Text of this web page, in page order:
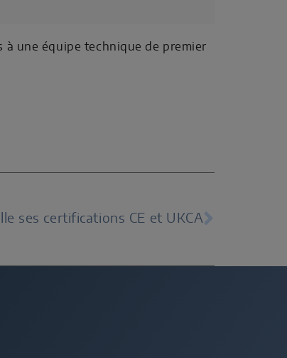
à une équipe technique de premier
ses certifications CE et UKCA